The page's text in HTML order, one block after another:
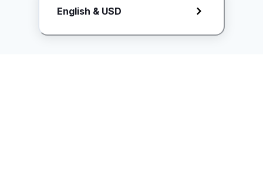
Request Rate Card
Butuh konten khusus? Kirim request ke creator!
English & USD